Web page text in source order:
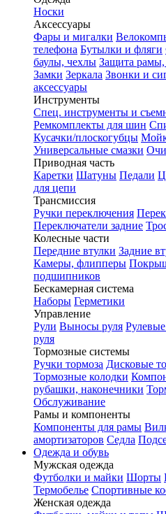
Носки
Аксессуары
Фары и мигалки
телефона Бутылки и фляги
баулы, чехлы Защита
Замки Зеркала Звонки и
аксессуары
Инструменты
Спец. инструменты и
Ремкомплекты для шин
Кусачки/плоскогубцы
Универсальные смазки
Приводная часть
Каретки Шатуны Педали
для цепи
Трансмиссия
Ручки переключения
Переключатели задние
Колесные части
Передние втулки Задние
Камеры, флипперы
подшипников
Бескамерная система
Наборы Герметики
Управление
Рули Выносы руля
руля
Тормозные системы
Ручки тормоза Дисковые
Тормозные колодки
рубашки, наконечники
Обслуживание
Рамы и компоненты
Компоненты для рамы
амортизаторов Седла
Одежда и обувь
Мужская одежда
Футболки и майки Шорты
Термобелье Спортивные
Женская одежда